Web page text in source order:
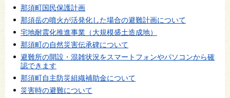
那須町国民保護計画
那須岳の噴火が活発化した場合の避難計画について
宅地耐震化推進事業（大規模盛土造成地）
那須町の自然災害伝承碑について
避難所の開設・混雑状況をスマートフォンやパソコンから確
認できます
那須町自主防災組織補助金について
災害時の避難について